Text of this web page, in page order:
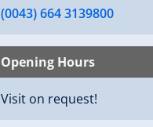
(0043) 664 3139800
Opening Hours
Visit on request!